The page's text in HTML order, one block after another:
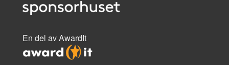
En del av AwardIt